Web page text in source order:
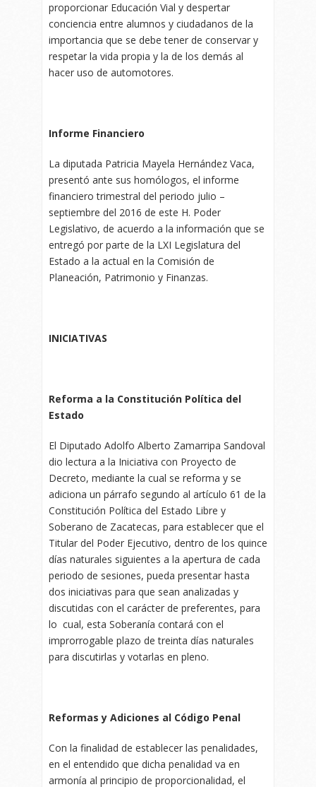
proporcionar Educación Vial y despertar
conciencia entre alumnos y ciudadanos de la
importancia que se debe tener de conservar y
respetar la vida propia y la de los demás al
hacer uso de automotores.
Informe Financiero
La diputada Patricia Mayela Hernández Vaca,
presentó ante sus homólogos, el informe
financiero trimestral del periodo julio –
septiembre del 2016 de este H. Poder
Legislativo, de acuerdo a la información que se
entregó por parte de la LXI Legislatura del
Estado a la actual en la Comisión de
Planeación, Patrimonio y Finanzas.
INICIATIVAS
Reforma a la Constitución Política del
Estado
El Diputado Adolfo Alberto Zamarripa Sandoval
dio lectura a la Iniciativa con Proyecto de
Decreto, mediante la cual se reforma y se
adiciona un párrafo segundo al artículo 61 de la
Constitución Política del Estado Libre y
Soberano de Zacatecas, para establecer que el
Titular del Poder Ejecutivo, dentro de los quince
días naturales siguientes a la apertura de cada
periodo de sesiones, pueda presentar hasta
dos iniciativas para que sean analizadas y
discutidas con el carácter de preferentes, para
lo cual, esta Soberanía contará con el
improrrogable plazo de treinta días naturales
para discutirlas y votarlas en pleno.
Reformas y Adiciones al Código Penal
Con la finalidad de establecer las penalidades,
en el entendido que dicha penalidad va en
armonía al principio de proporcionalidad, el